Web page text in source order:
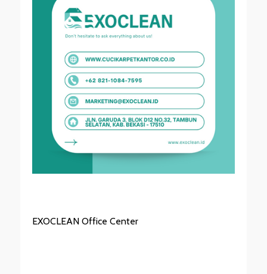
EXOCLEAN Office Center